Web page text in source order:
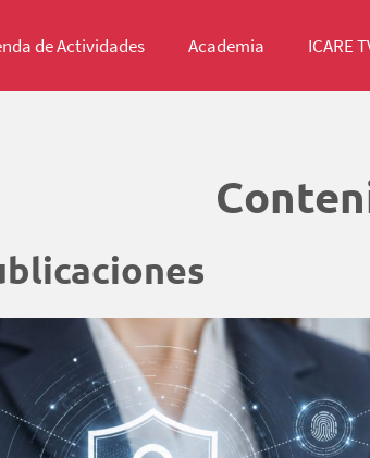
de Actividades Academia ICARE